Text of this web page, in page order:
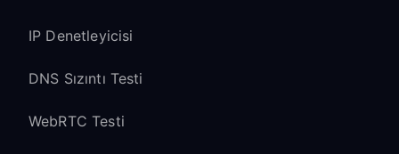
IP Denetleyicisi
DNS Sızıntı Testi
WebRTC Testi